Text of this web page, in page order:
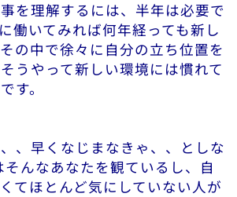
を理解するには、半年は必要で
働いてみれば何年経っても新し
の中で徐々に自分の立ち位置を
うやって新しい環境には慣れて
す。
、早くなじまなきゃ、、としな
そんなあなたを観ているし、自
てほとんど気にしていない人が